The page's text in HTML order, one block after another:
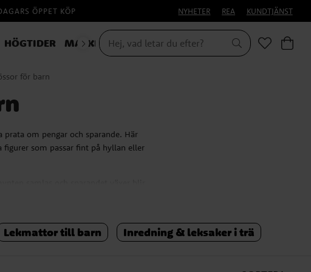
ÖPPET KÖP NYHETER REA KUNDTJÄNST
HÖGTIDER MASKERAD
för barn
om pengar och sparande. Här
som passar fint på hyllan eller
samlas och sparandet växer blir
spara
Lekmattor till barn Inredning & leksaker i trä